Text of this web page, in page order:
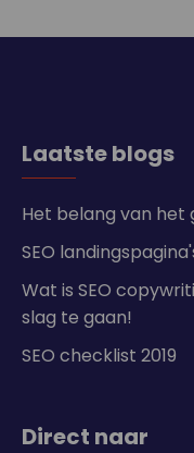
Laatste blogs
Het belang van het
SEO
Wat is SEO
slag te gaan!
SEO checklist 2019
Direct naar